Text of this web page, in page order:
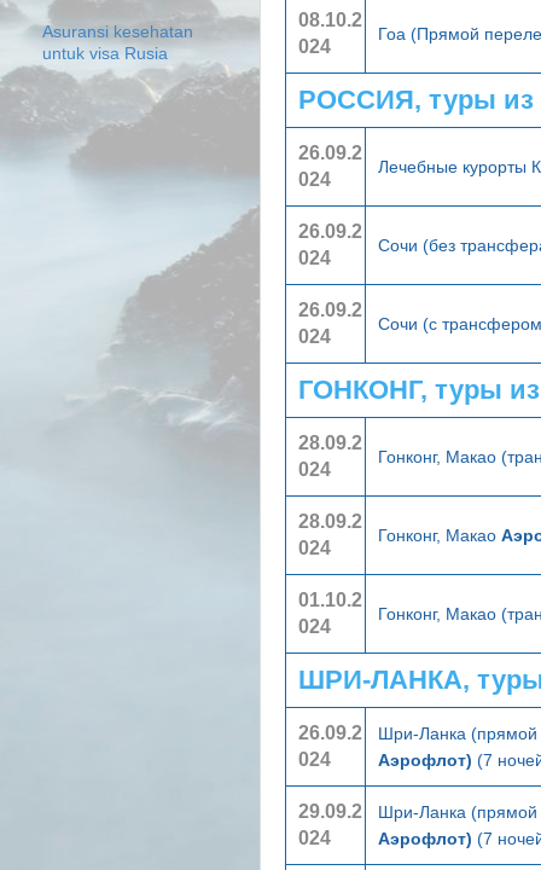
08.10.2
024
Гоа (Прямой
РОССИЯ, туры
26.09.2
024
Лечебные курорты
26.09.2
024
Сочи (без
26.09.2
024
Сочи (с
ГОНКОНГ, туры
28.09.2
024
Гонконг, Макао
28.09.2
024
Гонконг, Макао
01.10.2
024
Гонконг, Макао
ШРИ-ЛАНКА,
26.09.2
024
Шри-Ланка (прямой
Аэрофлот) (7
29.09.2
024
Шри-Ланка (прямой
Аэрофлот) (7
Asuransi kesehatan
untuk visa Rusia